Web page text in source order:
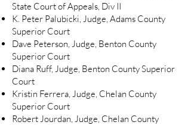
State Court of Appeals, Div II
K. Peter Palubicki, Judge, Adams County
Superior Court
Dave Peterson, Judge, Benton County
Superior Court
Diana Ruff, Judge, Benton County Superior
Court
Kristin Ferrera, Judge, Chelan County
Superior Court
Robert Jourdan, Judge, Chelan County